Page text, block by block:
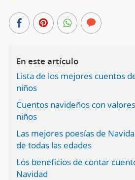
En este artículo
Lista de los mejores cuentos
niños
Cuentos navideños con
niños
Las mejores poesías de
de todas las edades
Los beneficios de contar
Navidad